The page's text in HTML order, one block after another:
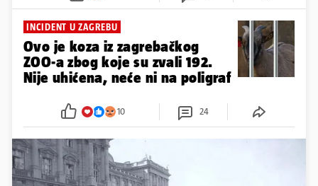
INCIDENT U ZAGREBU
Ovo je koza iz zagrebačkog
ZOO-a zbog koje su zvali 192.
Nije uhićena, neće ni na poligraf
10 24